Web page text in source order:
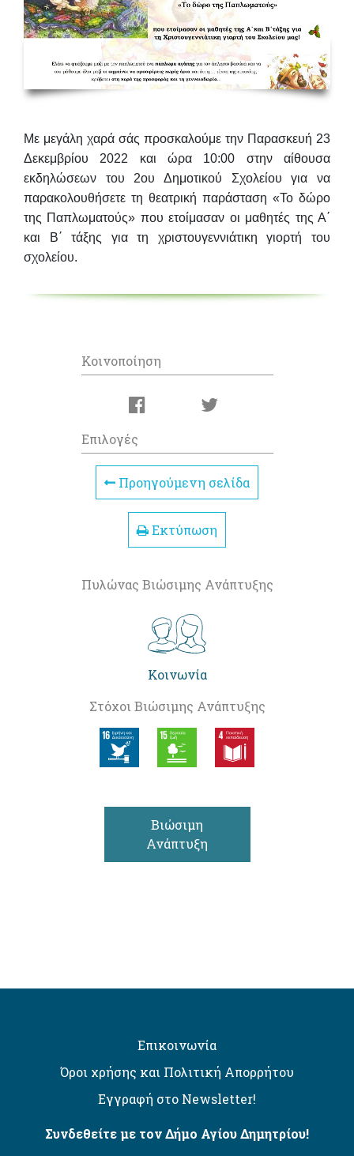
Με μεγάλη χαρά σάς προσκαλούμε την Παρασκευή 23
Δεκεμβρίου 2022 και ώρα 10:00 στην αίθουσα
εκδηλώσεων του 2ου Δημοτικού Σχολείουγια να
παρακολουθήσετε τη θεατρική παράσταση «Το δώρο
της Παπλωματούς» που ετοίμασαν οι μαθητές της Α΄
και Β΄ τάξης για τη χριστουγεννιάτικη γιορτή του
σχολείου.
Κοινοποίηση
Επιλογές
Προηγούμενη σελίδα
Εκτύπωση
Πυλώνας Βιώσιμης Ανάπτυξης
Κοινωνία
Στόχοι Βιώσιμης Ανάπτυξης
Βιώσιμη
Ανάπτυξη
Επικοινωνία
Όροι χρήσης και Πολιτική Απορρήτου
Εγγραφή στο Newsletter!
Συνδεθείτε με τον Δήμο Αγίου Δημητρίου!